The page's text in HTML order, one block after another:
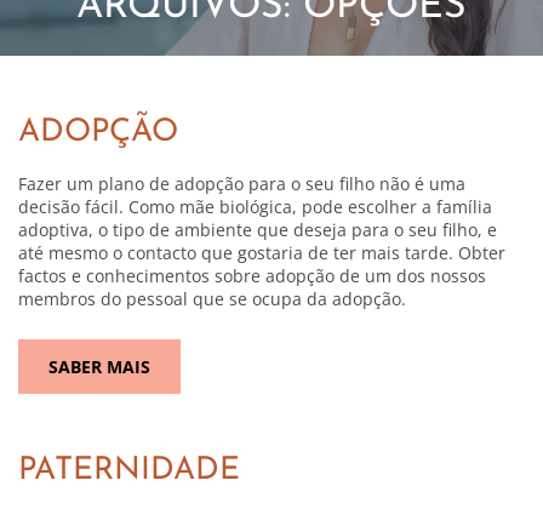
ADOPÇÃO
Fazer um plano de adopção para o seu filho não é uma
decisão fácil. Como mãe biológica, pode escolher a família
adoptiva, o tipo de ambiente que deseja para o seu filho, e
até mesmo o contacto que gostaria de ter mais tarde. Obter
factos e conhecimentos sobre adopção de um dos nossos
membros do pessoal que se ocupa da adopção.
SABER MAIS
PATERNIDADE